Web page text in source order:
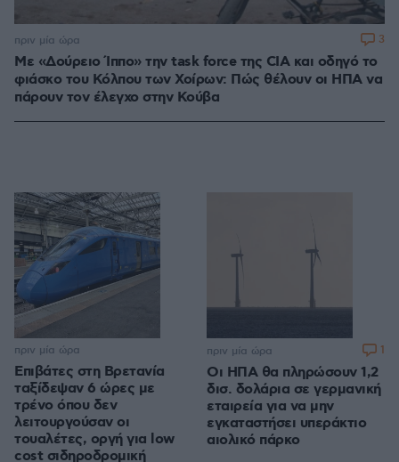
Με «Δούρειο Ίππο» την task force της CIA και οδηγό το
φιάσκο του Κόλπου των Χοίρων: Πώς θέλουν οι ΗΠΑ να
πάρουν τον έλεγχο στην Κούβα
πριν μία ώρα 3
Επιβάτες στη Βρετανία
ταξίδεψαν 6 ώρες με
τρένο όπου δεν
λειτουργούσαν οι
τουαλέτες, οργή για low
cost σιδηροδρομική
πριν μία ώρα
Οι ΗΠΑ θα πληρώσουν 1,2
δισ. δολάρια σε γερμανική
εταιρεία για να μην
εγκαταστήσει υπεράκτιο
αιολικό πάρκο
πριν μία ώρα 1